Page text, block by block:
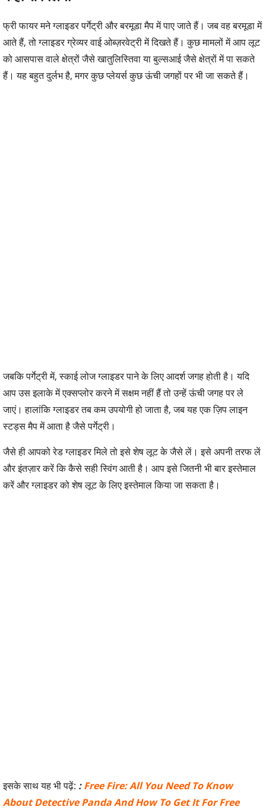
फ्री फायर मने ग्लाइडर पर्गेट्री और बरमूडा मैप में पाए जाते हैं। जब वह बरमूडा में
आते हैं, तो ग्लाइडर ग्रेव्यर वाई ओब्ज़रवेट्री में दिखते हैं। कुछ मामलों में आप लूट
को आसपास वाले क्षेत्रों जैसे खातुलिस्तिवा या बुल्सआई जैसे क्षेत्रों में पा सकते
हैं। यह बहुत दुर्लभ है, मगर कुछ प्लेयर्स कुछ ऊंची जगहों पर भी जा सकते हैं।
जबकि पर्गेट्री में, स्काई लोज ग्लाइडर पाने के लिए आदर्श जगह होती है। यदि
आप उस इलाके में एक्सप्लोर करने में सक्षम नहीं हैं तो उन्हें ऊंची जगह पर ले
जाएं। हालांकि ग्लाइडर तब कम उपयोगी हो जाता है, जब यह एक ज़िप लाइन
स्टड्स मैप में आता है जैसे पर्गेट्री।
जैसे ही आपको रेड ग्लाइडर मिले तो इसे शेष लूट के जैसे लें। इसे अपनी तरफ लें
और इंतज़ार करें कि कैसे सही स्विंग आती है। आप इसे जितनी भी बार इस्तेमाल
करें और ग्लाइडर को शेष लूट के लिए इस्तेमाल किया जा सकता है।
इसके साथ यह भी पढ़ें: :Free Fire: All You Need To Know
About Detective Panda And How To Get It For Free